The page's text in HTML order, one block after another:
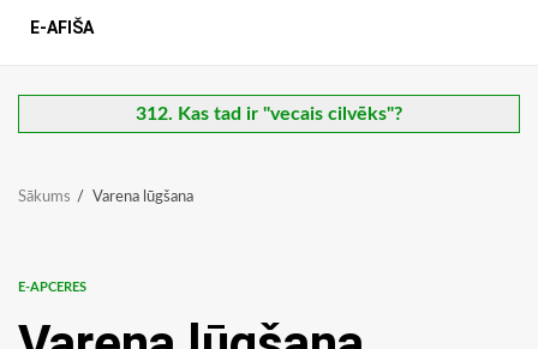
E-AFIŠA
312. Kas tad ir "vecais cilvēks"?
Sākums Varena lūgšana
E-APCERES